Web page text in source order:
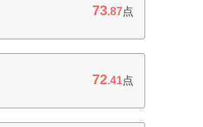
73.87点
72.41点